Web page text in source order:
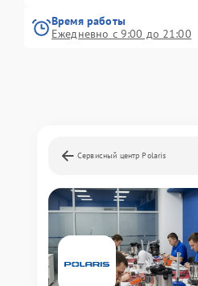
Время работы
Ежедневно с 9:00 до 21:00
Сервисный центр Polaris